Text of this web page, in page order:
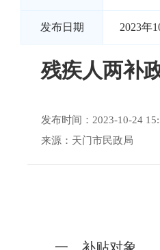
发布日期 2023年
残疾人两补
发布时间：2023-10-24
来源：天门市民政局